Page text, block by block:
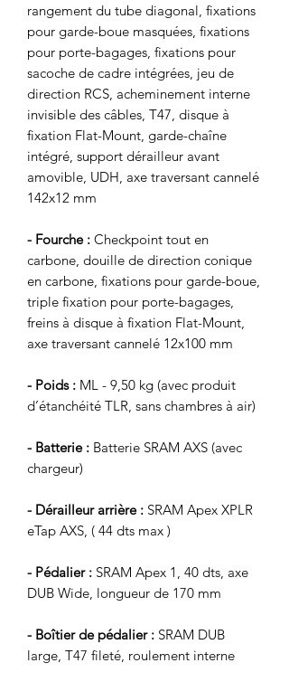
rangement du tube diagonal, fixations
pour garde-boue masquées, fixations
pour porte-bagages, fixations pour
sacoche de cadre intégrées, jeu de
direction RCS, acheminement interne
invisible des câbles, T47, disque à
fixation Flat-Mount, garde-chaîne
intégré, support dérailleur avant
amovible, UDH, axe traversant cannelé
142x12 mm
- Fourche : Checkpoint tout en
carbone, douille de direction conique
en carbone, fixations pour garde-boue,
triple fixation pour porte-bagages,
freins à disque à fixation Flat-Mount,
axe traversant cannelé 12x100 mm
- Poids : ML - 9,50 kg (avec produit
d’étanchéité TLR, sans chambres à air)
- Batterie : Batterie SRAM AXS (avec
chargeur)
- Dérailleur arrière : SRAM Apex XPLR
eTap AXS, ( 44 dts max )
- Pédalier : SRAM Apex 1, 40 dts, axe
DUB Wide, longueur de 170 mm
- Boîtier de pédalier : SRAM DUB
large, T47 fileté, roulement interne